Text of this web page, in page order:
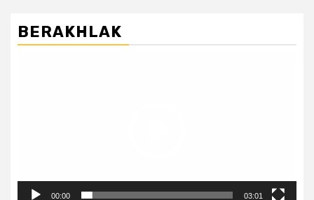
BERAKHLAK
00:00 03:01